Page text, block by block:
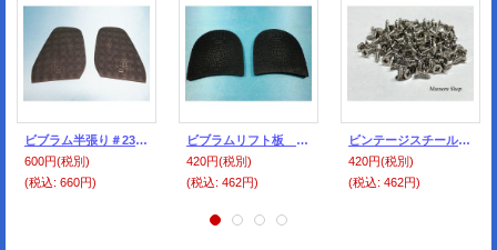
ビブラム半張り＃2340（メロン柄）黒 サイズ 010（小）
600円(税別)
(税込: 660円)
ビブラムリフト板 ＃5340 黒 サイズ 020（メロン柄）小
420円(税別)
(税込: 462円)
ビンテージスチール用ネジ 12ｇ（約100本入り）
420円(税別)
(税込: 462円)